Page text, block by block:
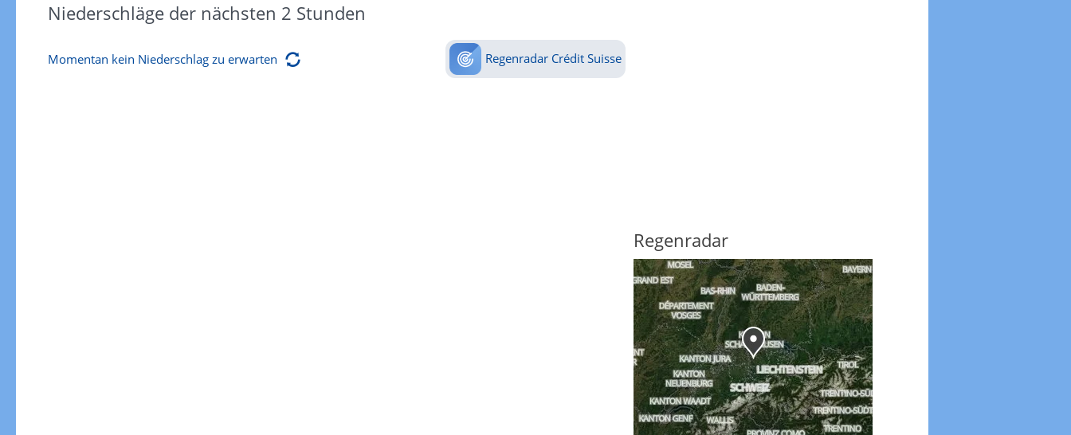
Niederschläge der nächsten 2 Stunden
Momentan kein Niederschlag zu erwarten Regenradar Crédit Suisse
Regenradar